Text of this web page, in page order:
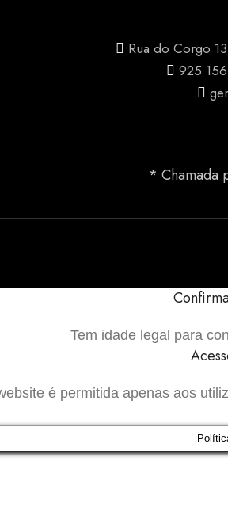
Rua do Corgo
925
* Chamada
Tem idade legal para
é permitida apenas aos